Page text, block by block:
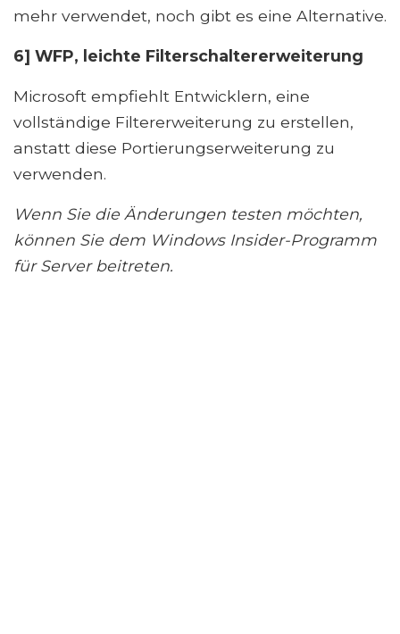
mehr verwendet, noch gibt es eine Alternative.
6] WFP, leichte Filterschaltererweiterung
Microsoft empfiehlt Entwicklern, eine
vollständige Filtererweiterung zu erstellen,
anstatt diese Portierungserweiterung zu
verwenden.
Wenn Sie die Änderungen testen möchten,
können Sie dem Windows Insider-Programm
für Server beitreten.